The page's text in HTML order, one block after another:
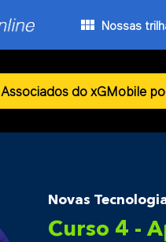
Nossas
Associados do xGMobile
Novas
Curso 4 -